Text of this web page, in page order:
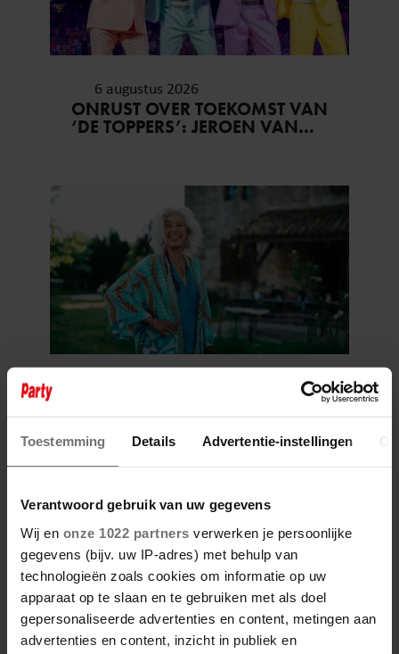
Toestemming Details Advertentie-instellingen
Verantwoord gebruik van uw gegevens
Wij en onze 1022 partners verwerken je persoonlijke
gegevens (bijv. uw IP-adres) met behulp van
technologieën zoals cookies om informatie op uw
apparaat op te slaan en te gebruiken met als doel
gepersonaliseerde advertenties en content, metingen aan
advertenties en content, inzicht in publiek en
6 augustus 2026
ONRUST OVER TOEKOMST VAN
‘DE TOPPERS’: JEROEN VAN
NISHA TARA